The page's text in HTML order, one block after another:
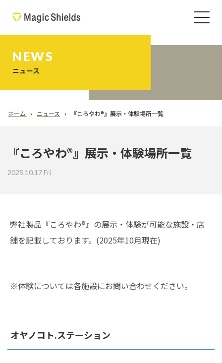
NEWS
ニュース
ホーム ニュース 『ころやわ®︎』展示・体験場所一覧
『ころやわ®︎』展示・体験場所一覧
2025.10.17 Fri
弊社製品『ころやわ®︎』の展示・体験が可能な施設・店
舗を記載しております。(2025年10月現在)
※体験については各施設にお問い合わせください。
オヤノコト.ステーション